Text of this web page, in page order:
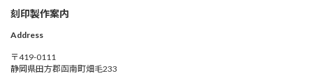
刻印製作案内
Address
〒419-0111
静岡県田方郡函南町畑毛233